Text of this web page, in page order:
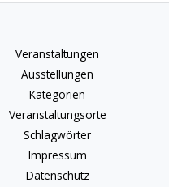
Veranstaltungen
Ausstellungen
Kategorien
Veranstaltungsorte
Schlagwörter
Impressum
Datenschutz